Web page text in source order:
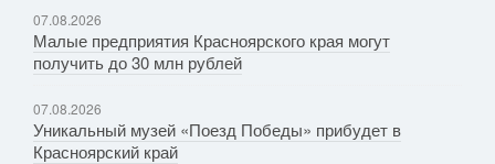
07.08.2026
Малые предприятия Красноярского края могут
получить до 30 млн рублей
07.08.2026
Уникальный музей «Поезд Победы» прибудет в
Красноярский край